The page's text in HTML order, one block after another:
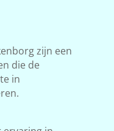
zijn een
die de
in